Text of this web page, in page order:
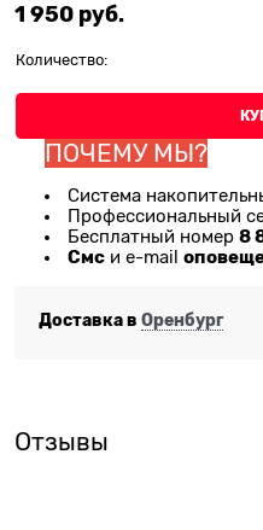
1 950 руб.
Количество:
ПОЧЕМУ МЫ?
Система
Профессиональный
Бесплатный номер 8
Смс и e-mail
Доставка в Оренбург
Отзывы